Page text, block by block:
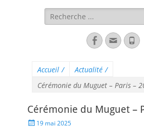
Accueil / Actualité /
Cérémonie du Muguet – Paris –
Cérémonie du Muguet –
19 mai 2025